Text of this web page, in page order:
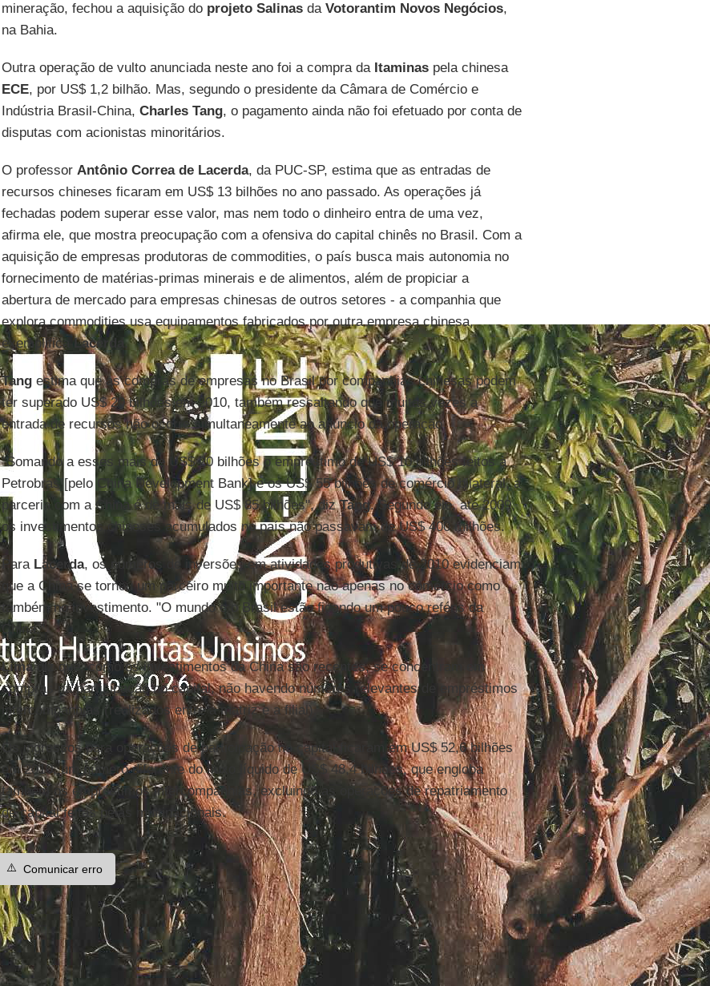
mineração, fechou a aquisição do projeto Salinasda Votorantim Novos Negócios,
na Bahia.
Outra operação de vulto anunciada neste ano foi a compra da Itaminaspela chinesa
ECE, por US$ 1,2 bilhão. Mas, segundo o presidente da Câmara de Comércio e
Indústria Brasil-China, Charles Tang, o pagamento ainda não foi efetuado por conta de
disputas com acionistas minoritários.
O professor Antônio Correa de Lacerda, da PUC-SP, estima que as entradas de
recursos chineses ficaram em US$ 13 bilhões no ano passado. As operações já
fechadas podem superar esse valor, mas nem todo o dinheiro entra de uma vez,
afirma ele, que mostra preocupação com a ofensiva do capital chinês no Brasil. Com a
aquisição de empresas produtoras de commodities, o país busca mais autonomia no
fornecimento de matérias-primas minerais e de alimentos, além de propiciar a
abertura de mercado para empresas chinesas de outros setores - a companhia que
explora commodities usa equipamentos fabricados por outra empresa chinesa,
exemplifica Lacerda .
Tangestima que as compras de empresas no Brasil por companhias chinesas podem
ter superado US$ 20 bilhões em 2010, também ressaltando que muitas vezes a
entrada de recursos não ocorre simultaneamente ao anúncio da operação.
"Somando a esses mais de US$ 20 bilhões o empréstimo de US$ 10 bilhões feitos à
Petrobras [pelo China Development Bank] e os US$ 55 bilhões de comércio bilateral, a
parceria com a China é de mais de US$ 85 bilhões", dizTang. Segundo ele, até 2009,
os investimentos chineses acumulados no país não passavam de US$ 400 milhões.
Para Lacerda, os números de inversões em atividades produtivas de 2010 evidenciam
que a China se tornou um parceiro muito importante não apenas no comércio como
também no investimento. "O mundo e o Brasil estão ficando um pouco reféns da
China."
Limadiz que, como os investimentos da China são recentes, se concentram em
compras na participação no capital, não havendo números relevantes de empréstimos
intercompanhias (realizados entre a matriz e a filial).
Os ingressos para operações de participação no capital ficaram em US$ 52,6 bilhões
em 2010, um número diferente do fluxo líquido de US$ 48,4 bilhões, que engloba
também os empréstimos intercompanhias, excluindo as operações de repatriamento
de capital feitas pelas multinacionais.
⚠️ Comunicar erro